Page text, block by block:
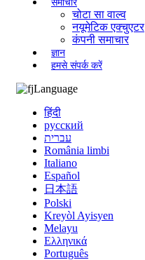
समाचार
चोटा सा वाल्व
नयूमेटिक एक्चुएटर
कंपनी समाचार
ज्ञान
हमसे संपर्क करें
Language
हिंदी
русский
עברית
România limbi
Italiano
Español
日本語
Polski
Kreyòl Ayisyen
Melayu
Ελληνικά
Português